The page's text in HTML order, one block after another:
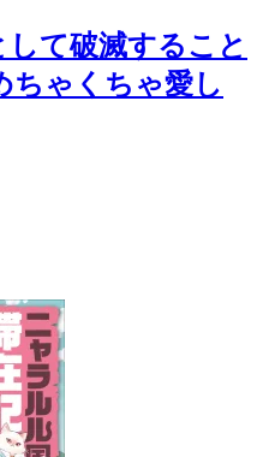
て破滅すること
ちゃくちゃ愛し